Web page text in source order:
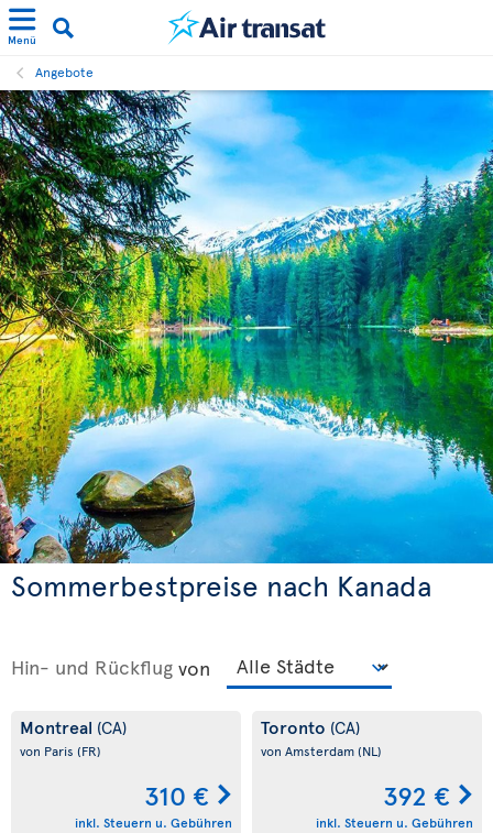
Menü
Angebote
Sommerbestpreise nach Kanada
Hin- und Rückflug von
Montreal (CA)
von Paris (FR)
310 €
inkl. Steuern u. Gebühren
Toronto (CA)
von Amsterdam(NL)
392 €
inkl. Steuern u. Gebühren